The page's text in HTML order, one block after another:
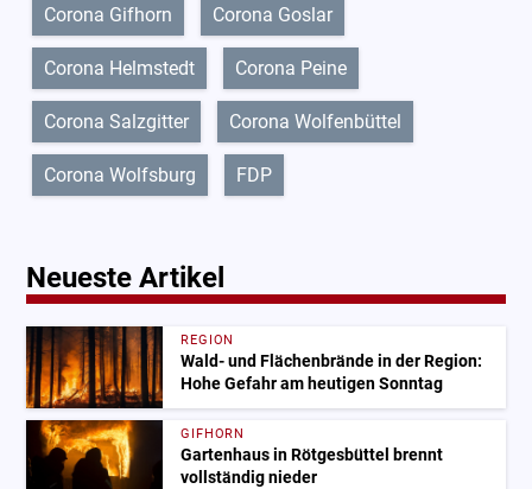
Corona Gifhorn Corona Goslar
Corona Helmstedt Corona Peine
Corona Salzgitter Corona Wolfenbüttel
Corona Wolfsburg FDP
Neueste Artikel
REGION
Wald- und Flächenbrände in der Region:
Hohe Gefahr am heutigen Sonntag
GIFHORN
Gartenhaus in Rötgesbüttel brennt
vollständig nieder